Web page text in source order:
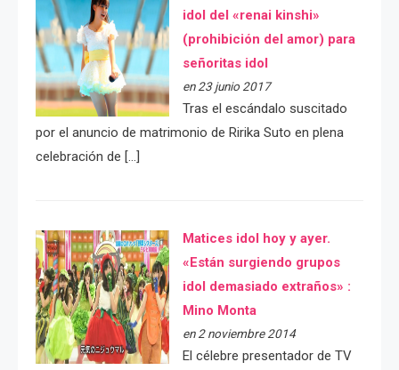
idol del «renai kinshi»
(prohibición del amor) para
señoritas idol
en 23 junio 2017
Tras el escándalo suscitado
por el anuncio de matrimonio de Ririka Suto en plena
celebración de […]
Matices idol hoy y ayer.
«Están surgiendo grupos
idol demasiado extraños» :
Mino Monta
en 2 noviembre 2014
El célebre presentador de TV